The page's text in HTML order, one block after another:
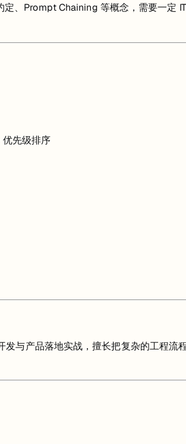
、Prompt Chaining 等概念，需要一定
先级排序
与产品落地实战，擅长把复杂的工程流